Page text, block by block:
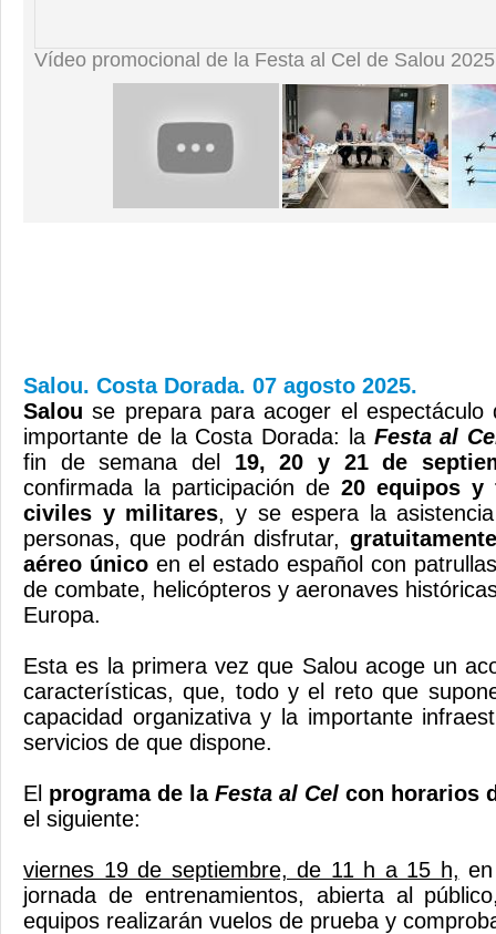
Vídeo promocional de la Festa al Cel de Salou 2025
Salou. Costa Dorada. 07 agosto 2025.
Salou se prepara para acoger el
importante de la Costa Dorada: la Festa al
fin de semana del 19, 20 y 21 de
confirmada la participación de 20 equipos y
civiles y militares, y se espera la
personas, que podrán disfrutar, gratuitamente
aéreo único en el estado español con
de combate, helicópteros y aeronaves
Europa.
Esta es la primera vez que Salou acoge un
características, que, todo y el reto que
capacidad organizativa y la importante
servicios de que dispone.
El programa de la Festa al Cel con horarios
el siguiente:
viernes 19 de septiembre, de 11 h a 15 h,
jornada de entrenamientos, abierta al
equipos realizarán vuelos de prueba y